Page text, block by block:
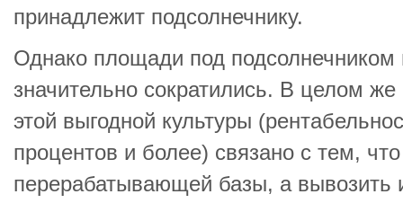
принадлежит подсолнечнику.
Однако площади под подсолнечником
значительно сократились. В целом
этой выгодной культуры
процентов и более) связано с тем,
перерабатывающей базы, а вывозить